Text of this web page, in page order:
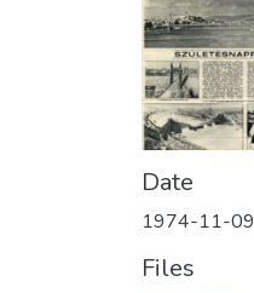
Date
1974-11-09
Files